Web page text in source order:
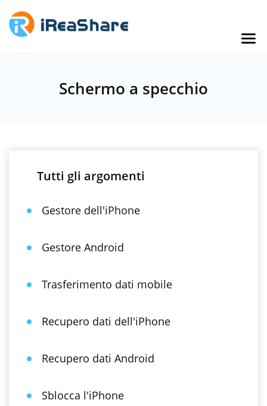
Schermo a specchio
Tutti gli argomenti
Gestore dell'iPhone
Gestore Android
Trasferimento dati mobile
Recupero dati dell'iPhone
Recupero dati Android
Sblocca l'iPhone